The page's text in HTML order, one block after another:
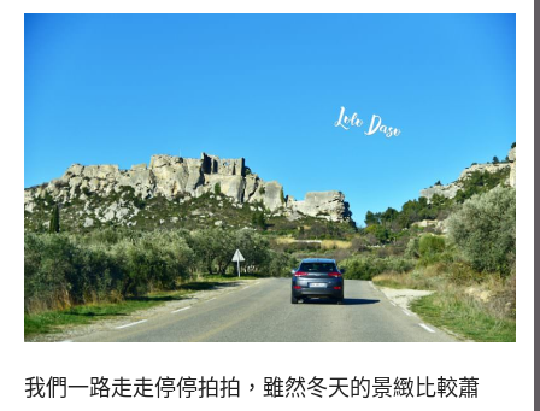
我們一路走走停停拍拍，雖然冬天的景緻比較蕭